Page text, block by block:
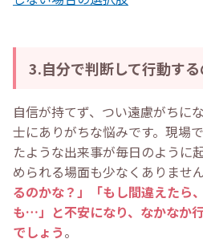
3.自分で判断して行動す
自信が持てず、つい遠慮がちに
士にありがちな悩みです。現場
たような出来事が毎日のように
められる場面も少なくありません
るのかな？」「もし間違えたら
も…」と不安になり、なかなか
でしょう。